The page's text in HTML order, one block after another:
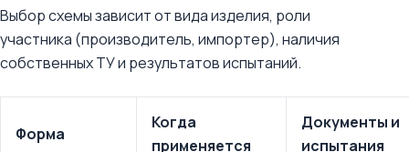
Выбор схемы зависит от вида изделия, роли
участника (производитель, импортер), наличия
собственных ТУ и результатов испытаний.
Форма
Когда
применяется
Документы и
испытания